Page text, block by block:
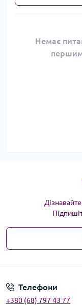
Немає
першим
Телефони
+380 (68) 797 43 77